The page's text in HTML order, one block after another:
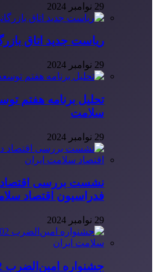
29 نوامبر 2024
ریاست جدید اتاق
29 نوامبر 2024
تحلیل برنامه هفتم
سلامت
29 نوامبر 2024
نشست بررسی اقتصاد
فدراسیون اقتصاد
29 نوامبر 2024